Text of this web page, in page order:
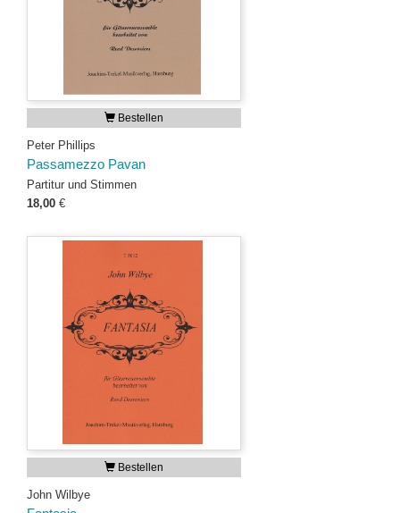
Bestellen
Peter Phillips
Passamezzo Pavan
Partitur und Stimmen
18,00 €
Bestellen
John Wilbye